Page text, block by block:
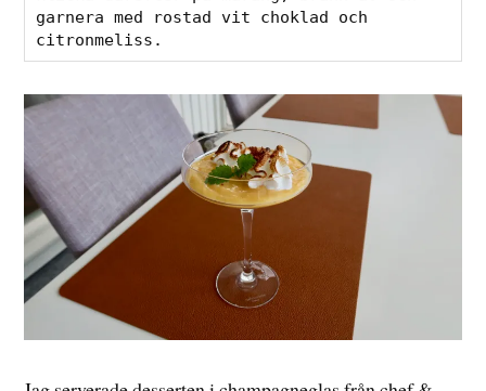
garnera med rostad vit choklad och
citronmeliss.